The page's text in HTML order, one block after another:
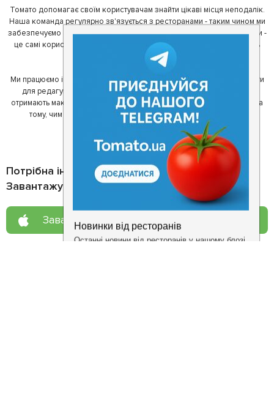
Томато допомагає своїм користувачам знайти цікаві місця неподалік.
Наша команда регулярно зв'язується з ресторанами - таким чином ми
забезпечуємо актуальність інформації. Друга частина нашої команди -
це самі користувачі, які діляться своїми враженнями і допомагають
один одному у виборі кращих місць.
Ми працюємо і з ресторанами. Для них ми надаємо зручні інструменти
для редагування інформації про себе - в результаті відвідувачі
отримають максимум інформації, а ресторан зможе зосередитися на
тому, чим він любить займатися більше всього - смачній їжі.
Потрібна інформація про заклад?
Завантажуйте додаток!
Завантажте у App Store